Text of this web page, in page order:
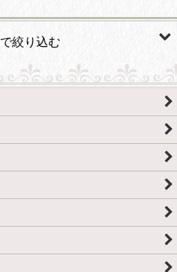
り込む
絞り込む
ス